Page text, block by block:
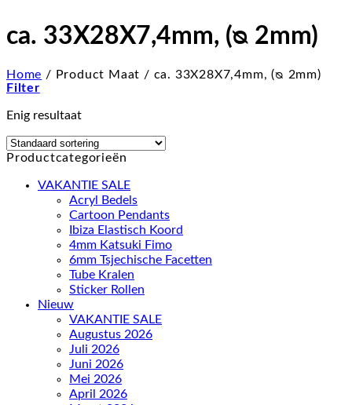
ca. 33X28X7,4mm, (ᴓ 2mm)
Home / Product Maat / ca. 33X28X7,4mm, (ᴓ 2mm)
Filter
Enig resultaat
Productcategorieën
VAKANTIE SALE
Acryl Bedels
Cartoon Pendants
Ibiza Elastisch Koord
4mm Katsuki Fimo
6mm Tsjechische Facetten
Tube Kralen
Sticker Rollen
Nieuw
VAKANTIE SALE
Augustus 2026
Juli 2026
Juni 2026
Mei 2026
April 2026